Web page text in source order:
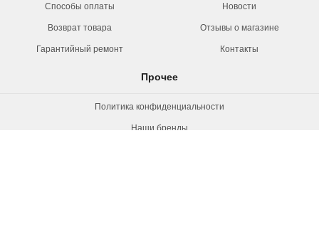
Способы оплаты
Возврат товара
Гарантийный ремонт
Новости
Отзывы о магазине
Контакты
Прочее
Политика конфиденциальности
Наши бренды